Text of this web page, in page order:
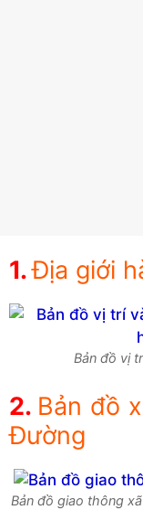
Địa giới
Bản đồ vị
Bản đồ
Đường
Bản đồ giao thông